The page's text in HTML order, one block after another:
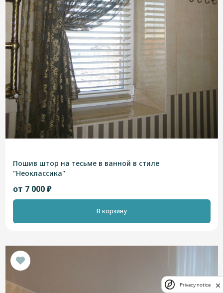
Пошив штор на тесьме в ванной в стиле
"Неоклассика"
от 7 000 ₽
В корзину
Privacy notice